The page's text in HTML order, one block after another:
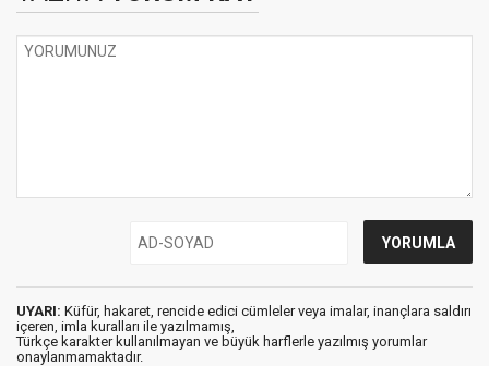
UYARI: Küfür, hakaret, rencide edici cümleler veya imalar, inançlara saldırı
içeren, imla kuralları ile yazılmamış,
Türkçe karakter kullanılmayan ve büyük harflerle yazılmış yorumlar
onaylanmamaktadır.